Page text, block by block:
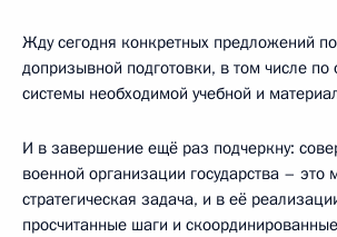
Жду сегодня конкретных предложений
допризывной подготовки, в том числе по
системы необходимой учебной и
И в завершение ещё раз подчеркну:
военной организации государства – это
стратегическая задача, и в её
просчитанные шаги и